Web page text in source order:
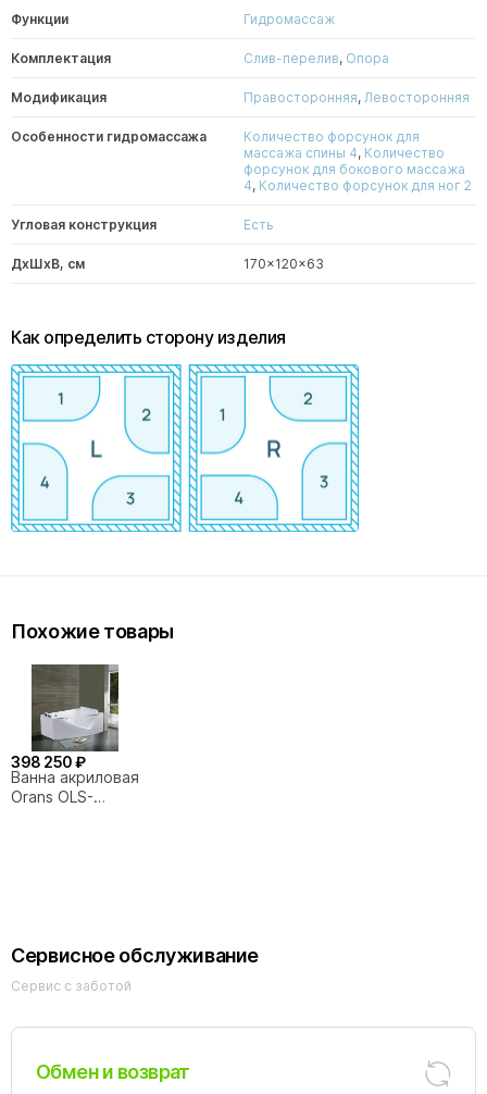
Функции Гидромассаж
Комплектация Слив-перелив, Опора
Модификация Правосторонняя, Левосторонняя
Особенности гидромассажа
Количество форсунок для
массажа спины 4, Количество
форсунок для бокового массажа
4, Количество форсунок для ног 2
Угловая конструкция Есть
ДxШxВ, см 170x120x63
Как определить сторону изделия
Похожие товары
398 250 ₽
Ванна акриловая
Orans OLS-
Сервисное обслуживание
Сервис с заботой
Обмен и возврат